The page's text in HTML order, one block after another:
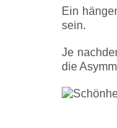
Ein
sein.
Je
die